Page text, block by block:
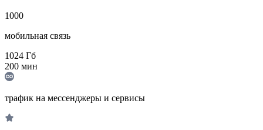
1000
мобильная связь
1024 Гб
200 мин
трафик на мессенджеры и сервисы